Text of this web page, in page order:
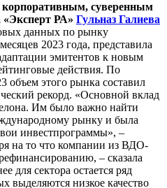
суверенным
«Эксперт РА» Гульназ Галиева
данных по рынку
2023 года, представила
эмитентов к новым
действия. По
объем этого рынка составил
рекорд. «Основной вклад
Им было важно найти
рынку и была
инвестпрограммы», –
на то что компании из ВДО-
– сказала
для сектора остается ряд
выделяются низкое качество